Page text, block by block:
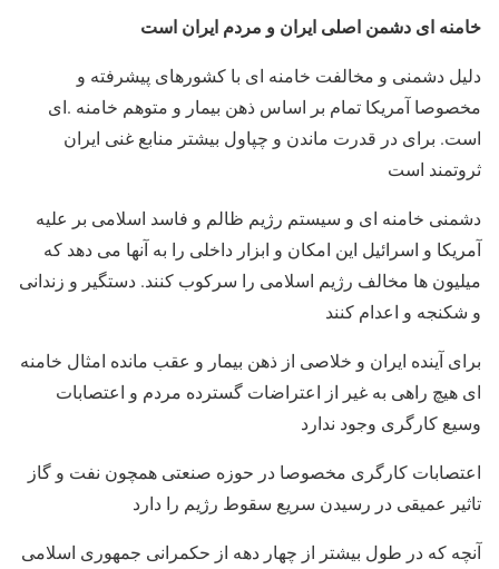
خامنه ای دشمن اصلی ایران و مردم ایران است
دلیل دشمنی و مخالفت خامنه ای با کشورهای پیشرفته و
مخصوصا آمریکا تمام بر اساس ذهن بیمار و متوهم خامنه .ای
است. برای در قدرت ماندن و چپاول بیشتر منابع غنی ایران
ثروتمند است
دشمنی خامنه ای و سیستم رژیم ظالم و فاسد اسلامی بر علیه
آمریکا و اسرائیل این امکان و ابزار داخلی را به آنها می دهد که
میلیون ها مخالف رژیم اسلامی را سرکوب کنند. دستگیر و زندانی
و شکنجه و اعدام کنند
برای آینده ایران و خلاصی از ذهن بیمار و عقب مانده امثال خامنه
ای هیچ راهی به غیر از اعتراضات گسترده مردم و اعتصابات
وسیع کارگری وجود ندارد
اعتصابات کارگری مخصوصا در حوزه صنعتی همچون نفت و گاز
تاثیر عمیقی در رسیدن سریع سقوط رژیم را دارد
آنچه که در طول بیشتر از چهار دهه از حکمرانی جمهوری اسلامی